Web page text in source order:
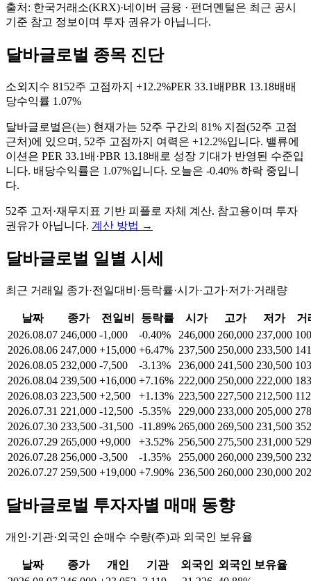
출처: 한국거래소(KRX)·네이버 금융 · 펀더멘털은 최근 공시
기준 참고 정보이며 투자 권유가 아닙니다.
달바글로벌 종목 진단
소외지수 81 52주 고점까지 +12.2%PER 33.1배PBR 13.18배 배
당수익률 1.07%
달바글로벌은(는) 현재가는 52주 구간의 81% 지점(52주 고점
근처)에 있으며, 52주 고점까지 여력은 +12.2%입니다. 밸류에
이션은 PER 33.1배·PBR 13.18배로 성장 기대가 반영된 수준입
니다. 배당수익률은 1.07%입니다. 오늘은 -0.40% 하락 중입니
다.
52주 고저·재무지표 기반 피플로 자체 계산. 참고용이며 투자
권유가 아닙니다. 계산 방법 →
달바글로벌 일별 시세
최근 거래일 종가·전일대비·등락률·시가·고가·저가·거래량
날짜 종가 전일비 등락률 시가 고가 저가
거
2026.08.07 246,000 -1,000 -0.40% 246,000 260,000 237,000
2026.08.06 247,000 +15,000 +6.47% 237,500 250,000 233,500
2026.08.05 232,000 -7,500 -3.13% 236,000 241,500 230,500
2026.08.04 239,500 +16,000 +7.16% 222,000 250,000 222,000
2026.08.03 223,500 +2,500 +1.13% 223,500 227,500 212,500
2026.07.31 221,000 -12,500 -5.35% 229,000 233,000 205,000
2026.07.30 233,500 -31,500 -11.89% 265,000 269,500 231,500
2026.07.29 265,000 +9,000 +3.52% 256,500 275,500 231,000
2026.07.28 256,000 -3,500 -1.35% 255,000 260,000 239,500
2026.07.27 259,500 +19,000 +7.90% 236,500 260,000 230,000
달바글로벌 투자자별 매매 동향
개인·기관·외국인 순매수 수량(주)과 외국인 보유율
날짜 종가 개인 기관 외국인 외국인 보유율